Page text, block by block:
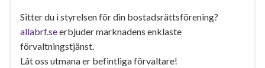
Sitter du i styrelsen för din bostadsrättsförening?
allabrf.seerbjuder marknadens enklaste
förvaltningstjänst.
Låt oss utmana er befintliga förvaltare!